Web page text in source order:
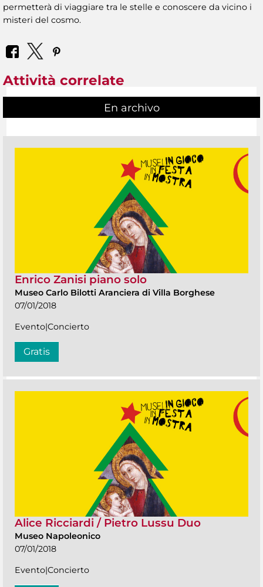
permetterà di viaggiare tra le stelle e conoscere da vicino i
misteri del cosmo.
Attività correlate
En archivo
Enrico Zanisi piano solo
Museo Carlo Bilotti Aranciera di Villa Borghese
07/01/2018
Evento|Concierto
Gratis
Alice Ricciardi / Pietro Lussu Duo
Museo Napoleonico
07/01/2018
Evento|Concierto